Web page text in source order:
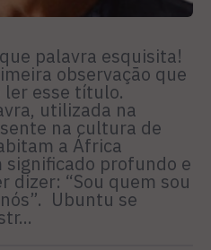
palavra esquisita!
observação que
ler esse título.
utilizada na
na cultura de
a África
significado profundo e
dizer: “Sou quem sou
Ubuntu se